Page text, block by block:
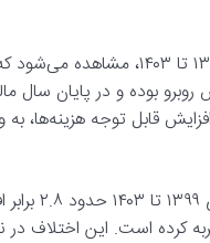
در یک بررسی دقیق از صورت‌های مالی پنج سال گذشته
قابل توجه هزینه‌ها،
بر اساس گزارش‌های
درآمدهای عملیاتی در همین دوره رشدی بیش از ۳ برابر را